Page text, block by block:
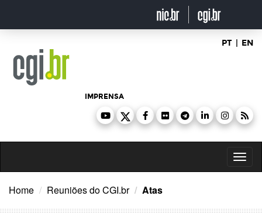
o
PT | EN
IMPRENSA
Home Reuniões do CGI.br Atas